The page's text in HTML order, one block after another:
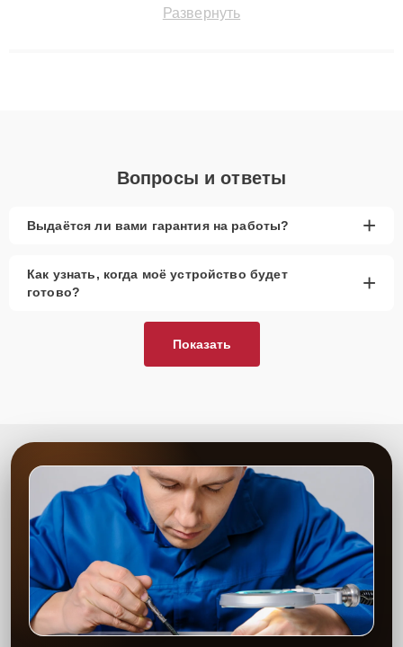
сохранением гарантии до 3 лет. Наши мастера решают
Развернуть
Вопросы и ответы
Выдаётся ли вами гарантия на работы? +
Как узнать, когда моё устройство будет
готово?
+
Показать